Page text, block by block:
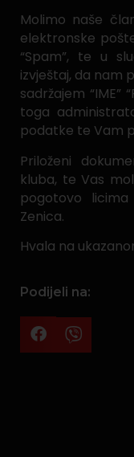
Molimo naše
elektronske
“Spam”, te u
izvještaj, da nam
sadržajem “IME”
toga
podatke te Vam
Priloženi
kluba, te Vas
pogotovo
Zenica.
Hvala na
Podijeli na: